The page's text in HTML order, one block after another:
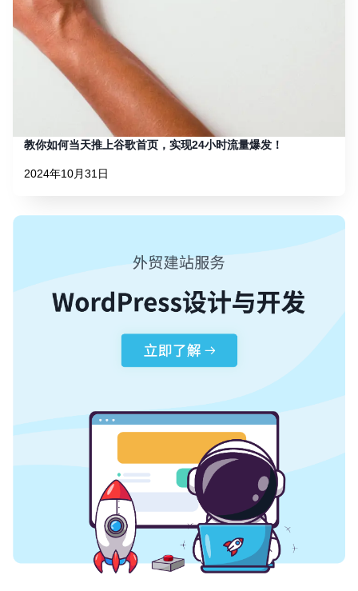
教你如何当天推上谷歌首页，实现24小时流量爆发！
2024年10月31日